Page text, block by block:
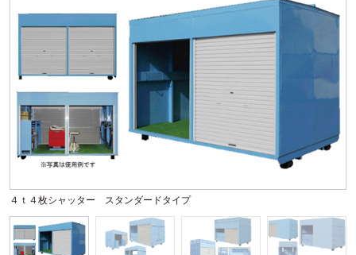
４ｔ４枚シャッター スタンダードタイプ